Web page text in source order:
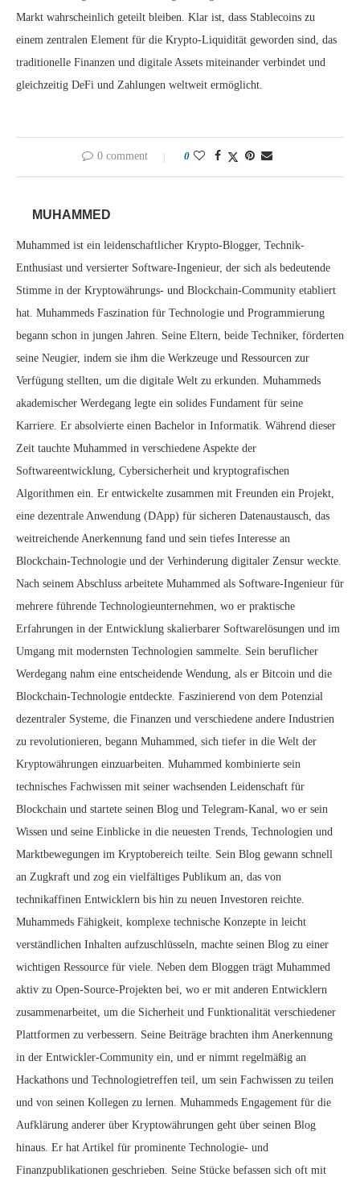
Markt wahrscheinlich geteilt bleiben. Klar ist, dass Stablecoins zu
einem zentralen Element für die Krypto-Liquidität geworden sind, das
traditionelle Finanzen und digitale Assets miteinander verbindet und
gleichzeitig DeFi und Zahlungen weltweit ermöglicht.
0 comment 0
MUHAMMED
Muhammed ist ein leidenschaftlicher Krypto-Blogger, Technik-
Enthusiast und versierter Software-Ingenieur, der sich als bedeutende
Stimme in der Kryptowährungs- und Blockchain-Community etabliert
hat. Muhammeds Faszination für Technologie und Programmierung
begann schon in jungen Jahren. Seine Eltern, beide Techniker, förderten
seine Neugier, indem sie ihm die Werkzeuge und Ressourcen zur
Verfügung stellten, um die digitale Welt zu erkunden. Muhammeds
akademischer Werdegang legte ein solides Fundament für seine
Karriere. Er absolvierte einen Bachelor in Informatik. Während dieser
Zeit tauchte Muhammed in verschiedene Aspekte der
Softwareentwicklung, Cybersicherheit und kryptografischen
Algorithmen ein. Er entwickelte zusammen mit Freunden ein Projekt,
eine dezentrale Anwendung (DApp) für sicheren Datenaustausch, das
weitreichende Anerkennung fand und sein tiefes Interesse an
Blockchain-Technologie und der Verhinderung digitaler Zensur weckte.
Nach seinem Abschluss arbeitete Muhammed als Software-Ingenieur für
mehrere führende Technologieunternehmen, wo er praktische
Erfahrungen in der Entwicklung skalierbarer Softwarelösungen und im
Umgang mit modernsten Technologien sammelte. Sein beruflicher
Werdegang nahm eine entscheidende Wendung, als er Bitcoin und die
Blockchain-Technologie entdeckte. Faszinierend von dem Potenzial
dezentraler Systeme, die Finanzen und verschiedene andere Industrien
zu revolutionieren, begann Muhammed, sich tiefer in die Welt der
Kryptowährungen einzuarbeiten. Muhammed kombinierte sein
technisches Fachwissen mit seiner wachsenden Leidenschaft für
Blockchain und startete seinen Blog und Telegram-Kanal, wo er sein
Wissen und seine Einblicke in die neuesten Trends, Technologien und
Marktbewegungen im Kryptobereich teilte. Sein Blog gewann schnell
an Zugkraft und zog ein vielfältiges Publikum an, das von
technikaffinen Entwicklern bis hin zu neuen Investoren reichte.
Muhammeds Fähigkeit, komplexe technische Konzepte in leicht
verständlichen Inhalten aufzuschlüsseln, machte seinen Blog zu einer
wichtigen Ressource für viele. Neben dem Bloggen trägt Muhammed
aktiv zu Open-Source-Projekten bei, wo er mit anderen Entwicklern
zusammenarbeitet, um die Sicherheit und Funktionalität verschiedener
Plattformen zu verbessern. Seine Beiträge brachten ihm Anerkennung
in der Entwickler-Community ein, und er nimmt regelmäßig an
Hackathons und Technologietreffen teil, um sein Fachwissen zu teilen
und von seinen Kollegen zu lernen. Muhammeds Engagement für die
Aufklärung anderer über Kryptowährungen geht über seinen Blog
hinaus. Er hat Artikel für prominente Technologie- und
Finanzpublikationen geschrieben. Seine Stücke befassen sich oft mit